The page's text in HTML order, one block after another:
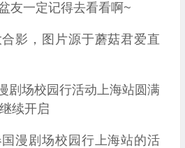
友一定记得去看看啊~
合影，图片源于蘑菇君爱直
漫剧场校园行上海站的活